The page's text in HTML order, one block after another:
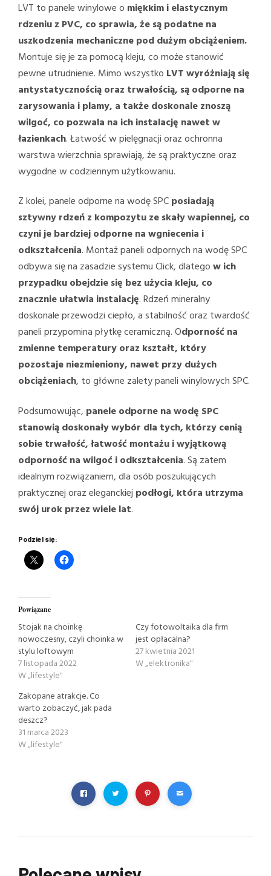
LVT to panele winylowe o miękkim i elastycznym
rdzeniu z PVC, co sprawia, że są podatne na
uszkodzenia mechaniczne pod dużym obciążeniem.
Montuje się je za pomocą kleju, co może stanowić
pewne utrudnienie. Mimo wszystko LVT wyróżniają się
antystatycznością oraz trwałością, są odporne na
zarysowania i plamy, a także doskonale znoszą
wilgoć, co pozwala na ich instalację nawet w
łazienkach. Łatwość w pielęgnacji oraz ochronna
warstwa wierzchnia sprawiają, że są praktyczne oraz
wygodne w codziennym użytkowaniu.
Z kolei, panele odporne na wodę SPCposiadają
sztywny rdzeń z kompozytu ze skały wapiennej, co
czyni je bardziej odporne na wgniecenia i
odkształcenia. Montaż paneli odpornych na wodę SPC
odbywa się na zasadzie systemu Click, dlategow ich
przypadku obejdzie się bez użycia kleju, co
znacznie ułatwia instalację. Rdzeń mineralny
doskonale przewodzi ciepło, a stabilność oraz twardość
paneli przypomina płytkę ceramiczną. Odporność na
zmienne temperatury oraz kształt, który
pozostaje niezmieniony, nawet przy dużych
obciążeniach, to główne zalety paneli winylowych SPC.
Podsumowując, panele odporne na wodę SPC
stanowią doskonały wybór dla tych, którzy cenią
sobie trwałość, łatwość montażu i wyjątkową
odporność na wilgoć i odkształcenia. Są zatem
idealnym rozwiązaniem, dla osób poszukujących
praktycznej oraz eleganckiej podłogi, która utrzyma
swój urok przez wiele lat.
Podziel się:
Powiązane
Stojak na choinkę
nowoczesny, czyli choinka w
stylu loftowym
7 listopada 2022
W „lifestyle"
Czy fotowoltaika dla firm
jest opłacalna?
27 kwietnia 2021
W „elektronika"
Zakopane atrakcje. Co
warto zobaczyć, jak pada
deszcz?
31 marca 2023
W „lifestyle"